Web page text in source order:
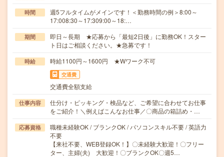
時間
週5フルタイムがメインです！＜勤務時間の例＞8:00～
17:008:30～17:309:00～18:…
期間
即日～長期 ★応募から「最短2日後」に勤務OK！スター
ト日はご相談ください。★急募です！
時給 時給1100円～1600円 ★Wワーク不可
交通費
交通費全額支給
仕事内容
仕分け・ピッキング・検品など、ご希望に合わせてお仕事
をご紹介！＼例えばこんなお仕事／〇商品の箱詰め・…
応募資格
職種未経験OK / ブランクOK / パソコンスキル不要 / 英語力
不要
【来社不要、WEB登録OK！】〇未経験大歓迎！〇フリー
ター、主婦(夫) 大歓迎！〇ブランクOK〇週5…